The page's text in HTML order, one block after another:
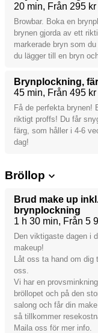
20 min
Från 295 kr
Browbar. Boka en
brynen gjorda av ett
markerade bryn som
du lägger till en bryn
Brynplockning,
45 min
Från 495 kr
Få de perfekta brynen!
riktigt proffs! Du får
färg, som håller i 4-6
dag!
Bröllop
Brud make up
brynplockning
1 h 30 min
Från 5
Den viktigaste dagen i
makeup!
Låt oss ta hand om dig
oss.
Vi har en
bröllopet och på den
salong och får din
så tillkommer
Maila oss för mer info.